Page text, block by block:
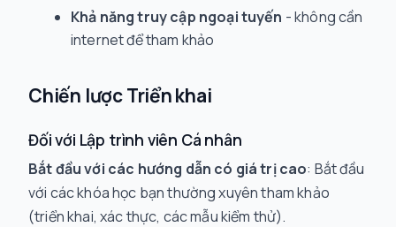
Khả năng truy cập ngoại tuyến - không cần
internet để tham khảo
Chiến lược Triển khai
Đối với Lập trình viên Cá nhân
Bắt đầu với các hướng dẫn có giá trị cao: Bắt đầu
với các khóa học bạn thường xuyên tham khảo
(triển khai, xác thực, các mẫu kiểm thử).